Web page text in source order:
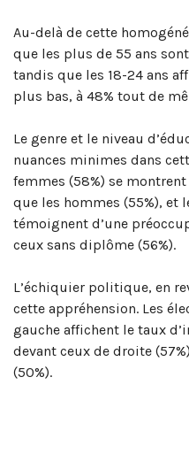
Au-delà de cette
que les plus de 55 ans
tandis que les 18-24 ans
plus bas, à 48% tout de
Le genre et le niveau
nuances minimes dans
femmes (58%) se
que les hommes (55%),
témoignent d’une
ceux sans diplôme (56%).
L’échiquier politique, en
cette appréhension. Les
gauche affichent le taux
devant ceux de droite
(50%).